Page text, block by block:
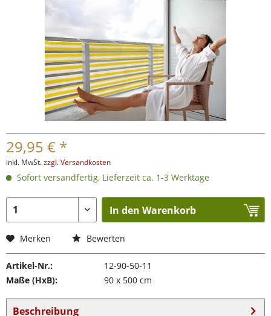
29,95 € *
inkl. MwSt.zzgl. Versandkosten
Sofort versandfertig, Lieferzeit ca. 1-3 Werktage
In den Warenkorb
Merken Bewerten
Artikel-Nr.:
12-90-50-11
Maße (HxB):
90 x 500 cm
Beschreibung